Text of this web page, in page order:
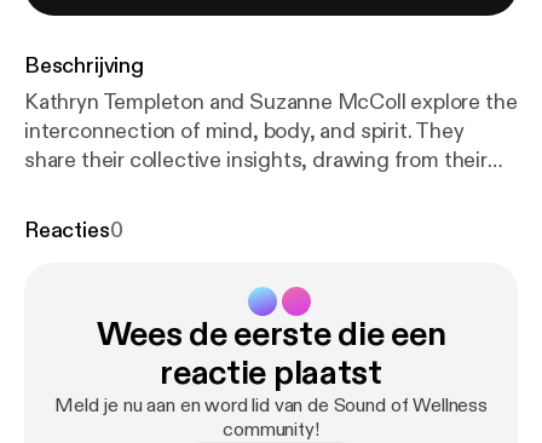
Beschrijving
Kathryn Templeton and Suzanne McColl explore the
interconnection of mind, body, and spirit. They
share their collective insights, drawing from their
Therapy, EMDR, and Energy Healing.
Reacties0
Wees de eerste die een
reactie plaatst
Meld je nu aan en word lid van de Sound of Wellness
community!